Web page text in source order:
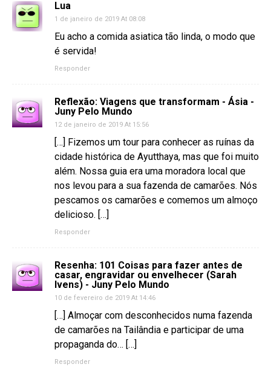
Lua
1 de janeiro de 2019 At 08:08
Eu acho a comida asiatica tão linda, o modo que
é servida!
Responder
Reflexão: Viagens que transformam - Ásia -
Juny Pelo Mundo
12 de janeiro de 2019 At 15:56
[…] Fizemos um tour para conhecer as ruínas da
cidade histórica de Ayutthaya, mas que foi muito
além. Nossa guia era uma moradora local que
nos levou para a sua fazenda de camarões. Nós
pescamos os camarões e comemos um almoço
delicioso. […]
Responder
Resenha: 101 Coisas para fazer antes de
casar, engravidar ou envelhecer (Sarah
Ivens) - Juny Pelo Mundo
10 de fevereiro de 2019 At 14:46
[…] Almoçar com desconhecidos numa fazenda
de camarões na Tailândia e participar de uma
propaganda do… […]
Responder